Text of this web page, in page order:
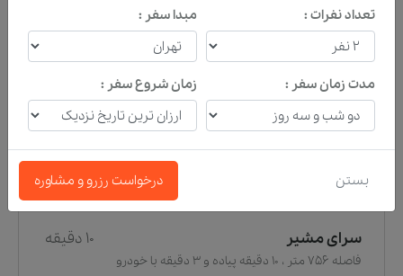
فاصله 1152 متر ، 14 دقیقه پیاده و 4 دقیقه با خودرو
مهم ترین جاذبه ها
آرامگاه ابش خاتون 13 دقیقه
سرای مشیر 10 دقیقه
فاصله 756 متر ، 10 دقیقه پیاده و 3 دقیقه با خودرو
تعداد نفرات : مبدا سفر :
مدت زمان سفر : زمان شروع سفر :
بستن درخواست رزرو و مشاوره